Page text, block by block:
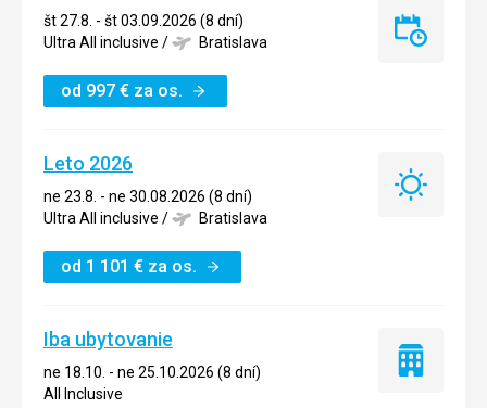
št 27.8. - št 03.09.2026 (8 dní)
Ultra All inclusive / Bratislava
od 997 € za os.
Last
Leto 2026
ne 23.8. - ne 30.08.2026 (8 dní)
Ultra All inclusive / Bratislava
od 1 101 € za os.
Leto
Iba ubytovanie
ne 18.10. - ne 25.10.2026 (8 dní)
All Inclusive
Iba